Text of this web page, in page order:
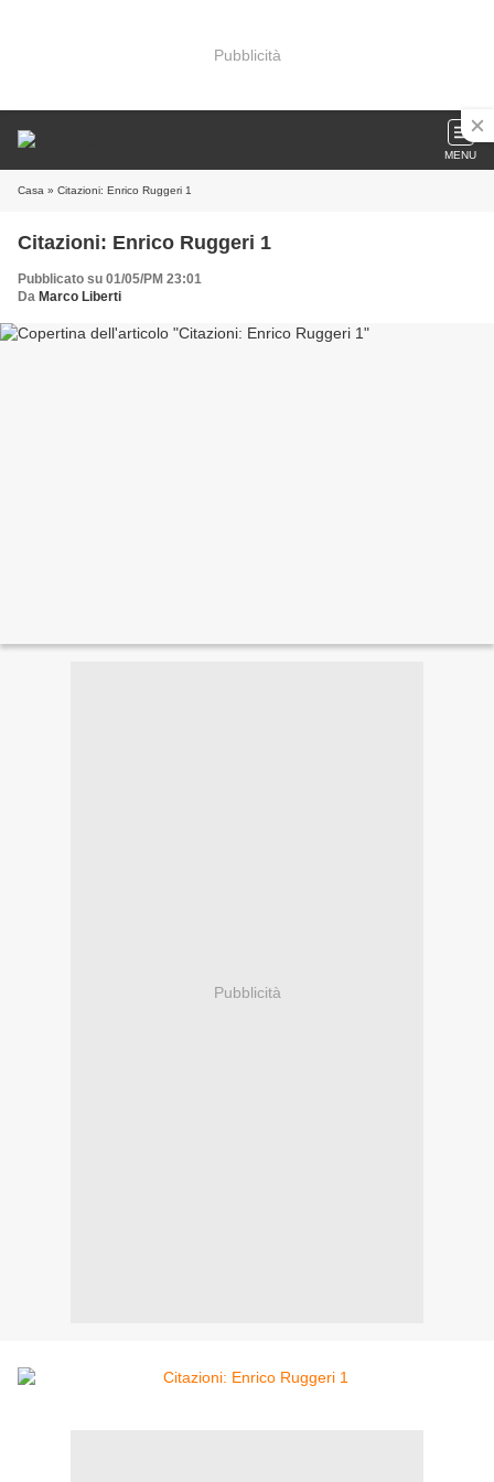
Pubblicità
MENU
Casa » Citazioni: Enrico Ruggeri 1
Citazioni: Enrico Ruggeri 1
Pubblicato su 01/05/PM 23:01
Da Marco Liberti
Pubblicità